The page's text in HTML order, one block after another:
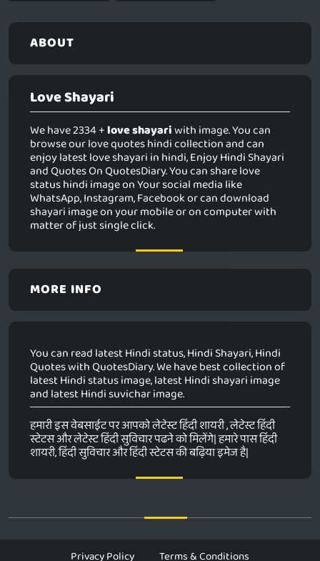
ABOUT
Love Shayari
We have 2334 +love shayariwith image. You can
browse our love quotes hindi collection and can
enjoy latest love shayari in hindi, Enjoy Hindi Shayari
and Quotes On QuotesDiary. You can share love
status hindi image on Your social media like
WhatsApp, Instagram, Facebook or can download
shayari image on your mobile or on computer with
matter of just single click.
MORE INFO
You can read latest Hindi status, Hindi Shayari, Hindi
Quotes with QuotesDiary. We have best collection of
latest Hindi status image, latest Hindi shayari image
and latest Hindi suvichar image.
हमारी इस वेबसाईट पर आपको लेटेस्ट हिंदी शायरी , लेटेस्ट हिंदी
स्टेटस और लेटेस्ट हिंदी सुविचार पढने को मिलेंगे| हमारे पास हिंदी
शायरी, हिंदी सुविचार और हिंदी स्टेटस की बढ़िया इमेज है|
Privacy Policy Terms & Conditions